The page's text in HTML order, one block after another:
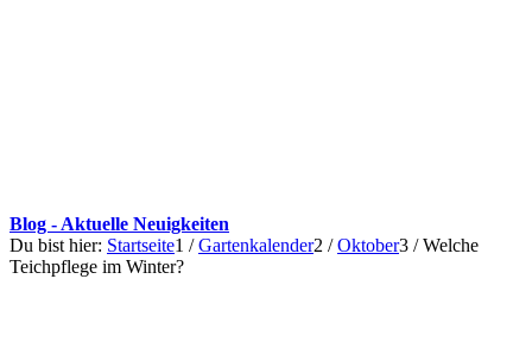
Blog - Aktuelle Neuigkeiten
Du bist hier: Startseite1 / Gartenkalender2 / Oktober3 / Welche
Teichpflege im Winter?